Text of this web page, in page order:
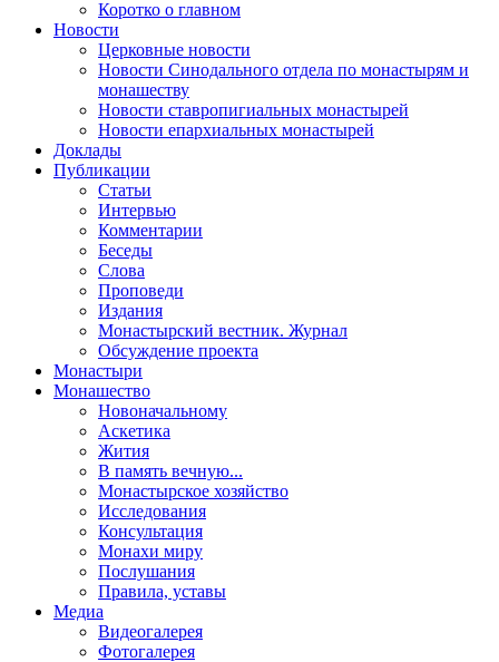
Коротко о главном
Новости
Церковные новости
Новости Синодального отдела по монастырям и
монашеству
Новости ставропигиальных монастырей
Новости епархиальных монастырей
Доклады
Публикации
Статьи
Интервью
Комментарии
Беседы
Слова
Проповеди
Издания
Монастырский вестник. Журнал
Обсуждение проекта
Монастыри
Монашество
Новоначальному
Аскетика
Жития
В память вечную...
Монастырское хозяйство
Исследования
Консультация
Монахи миру
Послушания
Правила, уставы
Медиа
Видеогалерея
Фотогалерея